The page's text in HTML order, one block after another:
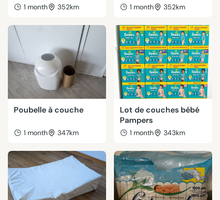
1 month 352km 1 month 352km
Poubelle à couche
1 month 347km
Lot de couches bébé
Pampers
1 month 343km